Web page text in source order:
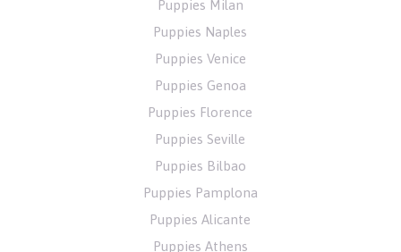
Puppies Milan
Puppies Naples
Puppies Venice
Puppies Genoa
Puppies Florence
Puppies Seville
Puppies Bilbao
Puppies Pamplona
Puppies Alicante
Puppies Athens